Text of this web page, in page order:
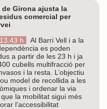
de Girona ajusta la
comercial per
h
Al Barri Vell i a la
es poden
a partir de les 23 h i ja
cubells multifracció per
i la resta. L’objectiu
model de recollida a les
i ordenar la via
la mobilitat sigui més
l’accessibilitat